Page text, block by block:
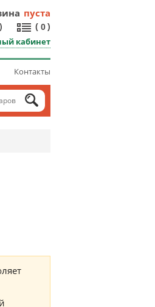
пуста
) ( 0 )
кабинет
Контакты